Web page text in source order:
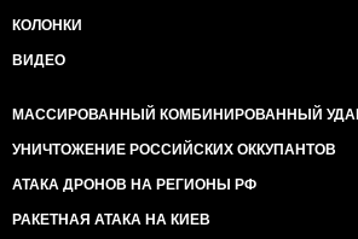
КОЛОНКИ
ВИДЕО
МАССИРОВАННЫЙ КОМБИНИРОВАННЫЙ
УНИЧТОЖЕНИЕ РОССИЙСКИХ ОККУПАНТОВ
АТАКА ДРОНОВ НА РЕГИОНЫ РФ
РАКЕТНАЯ АТАКА НА КИЕВ